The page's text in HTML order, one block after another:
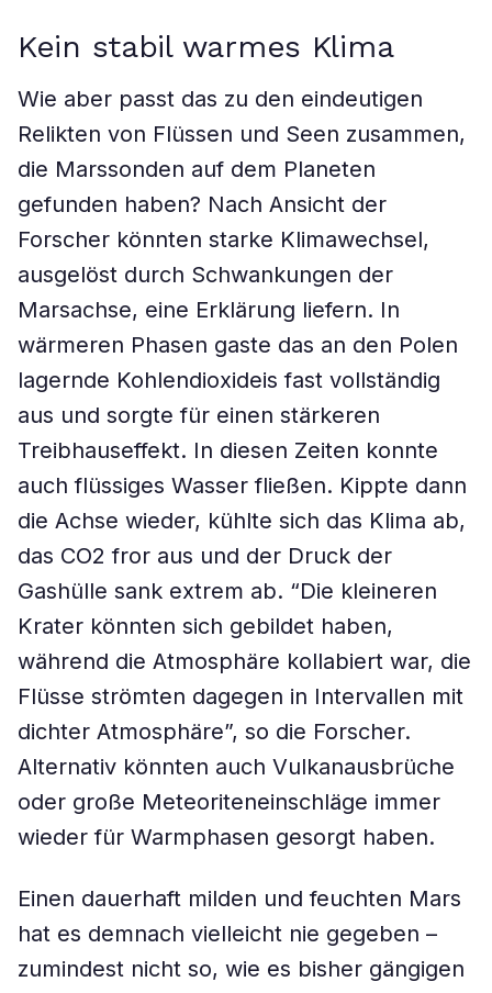
Kein stabil warmes Klima
Wie aber passt das zu den eindeutigen
Relikten von Flüssen und Seen zusammen,
die Marssonden auf dem Planeten
gefunden haben? Nach Ansicht der
Forscher könnten starke Klimawechsel,
ausgelöst durch Schwankungen der
Marsachse, eine Erklärung liefern. In
wärmeren Phasen gaste das an den Polen
lagernde Kohlendioxideis fast vollständig
aus und sorgte für einen stärkeren
Treibhauseffekt. In diesen Zeiten konnte
auch flüssiges Wasser fließen. Kippte dann
die Achse wieder, kühlte sich das Klima ab,
das CO2 fror aus und der Druck der
Gashülle sank extrem ab. “Die kleineren
Krater könnten sich gebildet haben,
während die Atmosphäre kollabiert war, die
Flüsse strömten dagegen in Intervallen mit
dichter Atmosphäre”, so die Forscher.
Alternativ könnten auch Vulkanausbrüche
oder große Meteoriteneinschläge immer
wieder für Warmphasen gesorgt haben.
Einen dauerhaft milden und feuchten Mars
hat es demnach vielleicht nie gegeben –
zumindest nicht so, wie es bisher gängigen